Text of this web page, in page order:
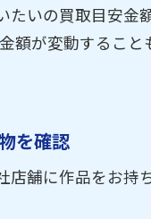
たいの買取目安金
が変動すること
を確認
舗に作品をお持